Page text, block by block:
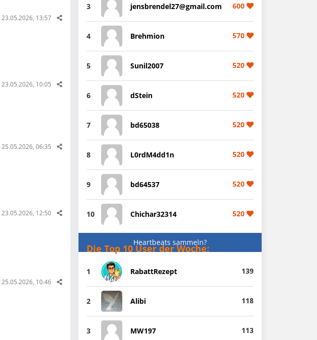
23.05.2026, 13:57
23.05.2026, 10:05
25.05.2026, 06:35
23.05.2026, 12:50
25.05.2026, 10:46
3 jensbrendel27@gmail.com 600
4 Brehmion 570
5 Sunil2007 520
6 dStein 520
7 bd65038 520
8 L0rdM4dd1n 520
9 bd64537 520
10 Chichar32314 520
Heartbeats sammeln?
Die Top 10 User der Woche:
1 RabattRezept 139
2 Alibi 118
3 MW197 113